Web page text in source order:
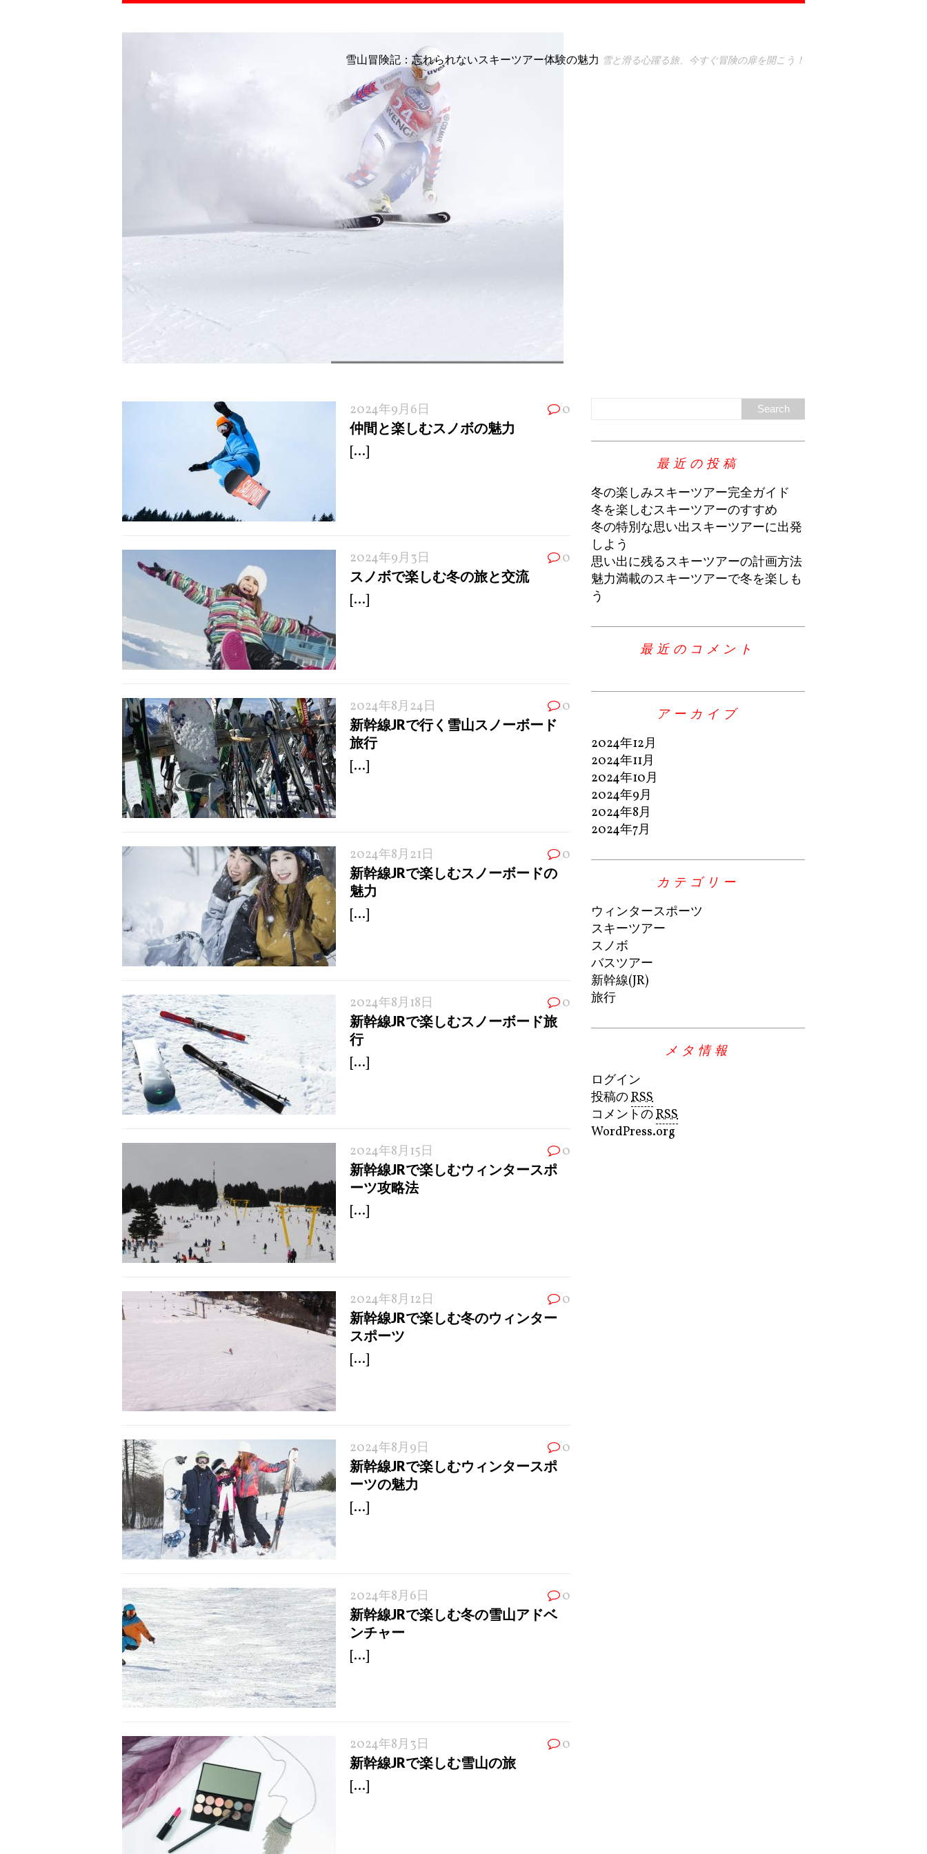
雪山冒険記：忘れられないスキーツアー体験の魅力 雪と滑る心躍る旅、今すぐ冒険の扉を開こう！
2024年9月6日 0
仲間と楽しむスノボの魅力
[...]
2024年9月3日 0
スノボで楽しむ冬の旅と交流
[...]
2024年8月24日 0
新幹線JRで行く雪山スノーボード
旅行
[...]
2024年8月21日 0
新幹線JRで楽しむスノーボードの
魅力
[...]
2024年8月18日 0
新幹線JRで楽しむスノーボード旅
行
[...]
2024年8月15日 0
新幹線JRで楽しむウィンタースポ
ーツ攻略法
[...]
2024年8月12日 0
新幹線JRで楽しむ冬のウィンター
スポーツ
[...]
2024年8月9日 0
新幹線JRで楽しむウィンタースポ
ーツの魅力
[...]
2024年8月6日 0
新幹線JRで楽しむ冬の雪山アドベ
ンチャー
[...]
2024年8月3日 0
新幹線JRで楽しむ雪山の旅
[...]
最近の投稿
冬の楽しみスキーツアー完全ガイド
冬を楽しむスキーツアーのすすめ
冬の特別な思い出スキーツアーに出発
しよう
思い出に残るスキーツアーの計画方法
魅力満載のスキーツアーで冬を楽しも
う
最近のコメント
アーカイブ
2024年12月
2024年11月
2024年10月
2024年9月
2024年8月
2024年7月
カテゴリー
ウィンタースポーツ
スキーツアー
スノボ
バスツアー
新幹線(JR)
旅行
メタ情報
ログイン
投稿のRSS
コメントのRSS
WordPress.org